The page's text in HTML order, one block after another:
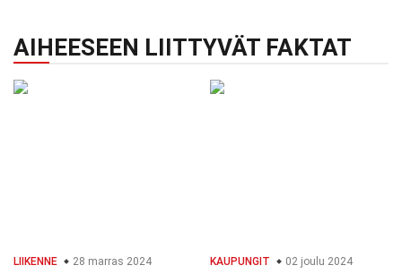
AIHEESEEN LIITTYVÄT FAKTAT
LIIKENNE 28 marras 2024 KAUPUNGIT 02 joulu 2024